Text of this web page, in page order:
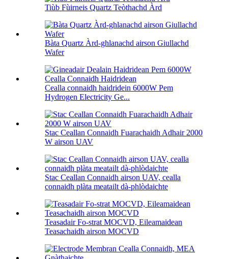
Tiùb Fùirneis Quartz Teòthachd Àrd
Bàta Quartz Àrd-ghlanachd airson Giullachd
Wafer
Cealla connaidh haidridein 6000W Pem
Hydrogen Electricity Ge...
Stac Ceallan Connaidh Fuarachaidh Adhair 2000
W airson UAV
Stac Ceallan Connaidh airson UAV, cealla
connaidh plàta meatailt dà-phlòdaichte
Teasadair Fo-strat MOCVD, Eileamaidean
Teasachaidh airson MOCVD